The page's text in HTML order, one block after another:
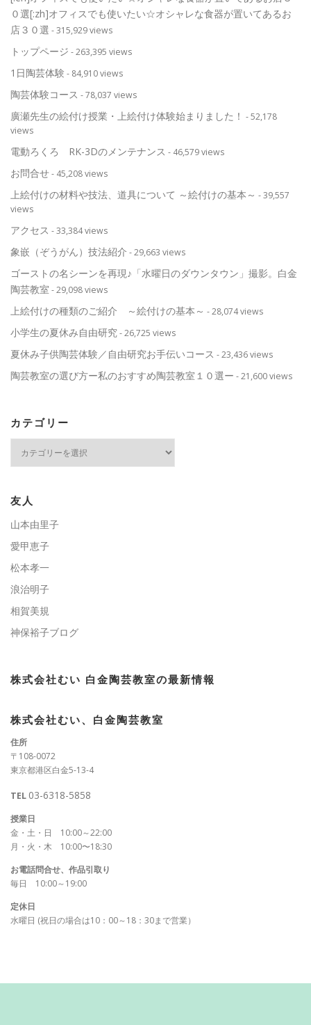
０選[:zh]オフィスでも使いたい☆オシャレな食器が置いてあるお
店３０選 - 315,929 views
トップページ - 263,395 views
1日陶芸体験 - 84,910 views
陶芸体験コース - 78,037 views
廣瀬先生の絵付け授業・上絵付け体験始まりました！ - 52,178
views
電動ろくろ RK-3Dのメンテナンス - 46,579 views
お問合せ- 45,208 views
上絵付けの材料や技法、道具について ～絵付けの基本～ - 39,557
views
アクセス - 33,384 views
象嵌（ぞうがん）技法紹介 - 29,663 views
ゴーストの名シーンを再現♪「水曜日のダウンタウン」撮影。白金
陶芸教室 - 29,098 views
上絵付けの種類のご紹介 ～絵付けの基本～ - 28,074 views
小学生の夏休み自由研究- 26,725 views
夏休み子供陶芸体験／自由研究お手伝いコース - 23,436 views
陶芸教室の選び方ー私のおすすめ陶芸教室１０選ー - 21,600 views
カテゴリー
ー
友人
山本由里子
愛甲恵子
松本孝一
浪治明子
相賀美規
神保裕子ブログ
株式会社むい 白金陶芸教室の最新情報
株式会社むい、白金陶芸教室
住所
〒108-0072
東京都港区白金5-13-4
TEL 03-6318-5858
授業日
金・土・日 10:00～22:00
月・火・木 10:00〜18:30
お電話問合せ、作品引取り
毎日 10:00～19:00
定休日
水曜日 (祝日の場合は10：00～18：30まで営業）